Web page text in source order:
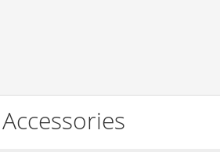
Accessories